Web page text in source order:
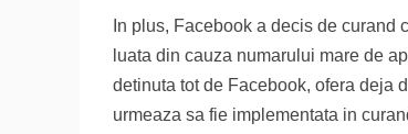
In plus, Facebook a decis de
luata din cauza numarului mare de
detinuta tot de Facebook, ofera deja
urmeaza sa fie implementata in